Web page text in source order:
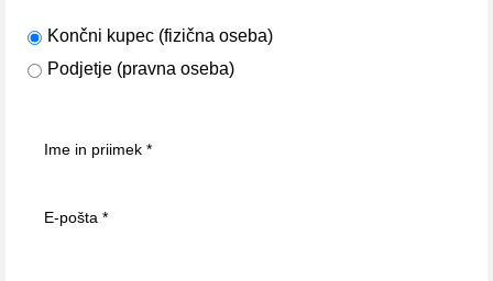
Končni kupec (fizična oseba)
Podjetje (pravna oseba)